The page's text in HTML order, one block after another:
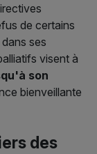
de certains
ses
visent à
son
bienveillante
des